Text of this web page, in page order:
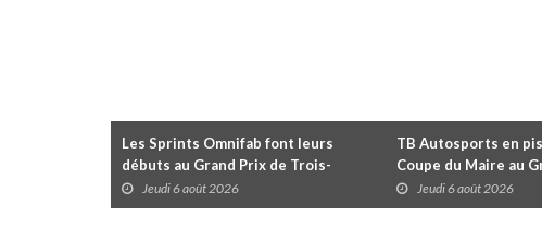
Les Sprints Omnifab font leurs
débuts au Grand Prix de Trois-
Rivières avec un format inspiré de
Daytona
Jeudi 6 août 2026
TB Autosports en
Coupe du Maire au
Trois-Rivières
Jeudi 6 août 2026